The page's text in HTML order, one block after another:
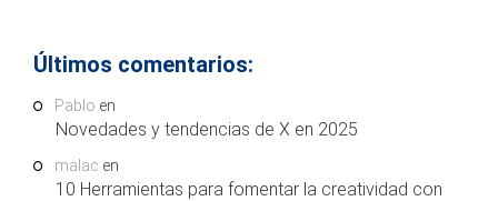
Últimos comentarios:
Pablo en
Novedades y tendencias de X en 2025
malac en
10 Herramientas para fomentar la creatividad con